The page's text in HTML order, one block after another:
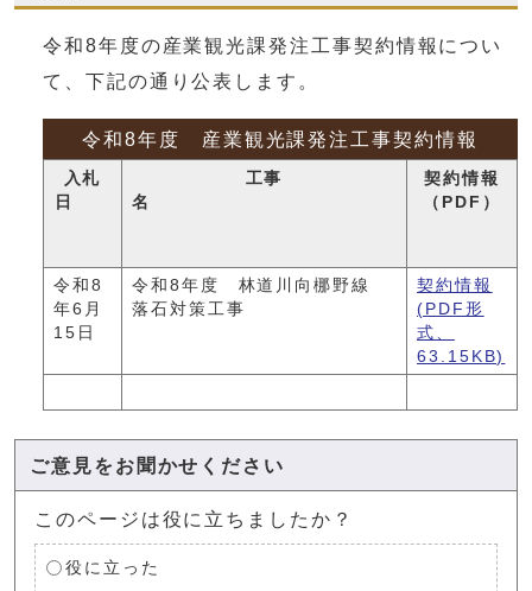
令和8年度の産業観光課発注工事契約情報につい
て、下記の通り公表します。
令和8年度 産業観光課発注工事契約情報
入札
日
工事
名
契約情報
（PDF）
令和8
年6月
15日
令和8年度 林道川向梛野線
落石対策工事
契約情報
(PDF形
式、
63.15KB)
ご意見をお聞かせください
このページは役に立ちましたか？
役に立った